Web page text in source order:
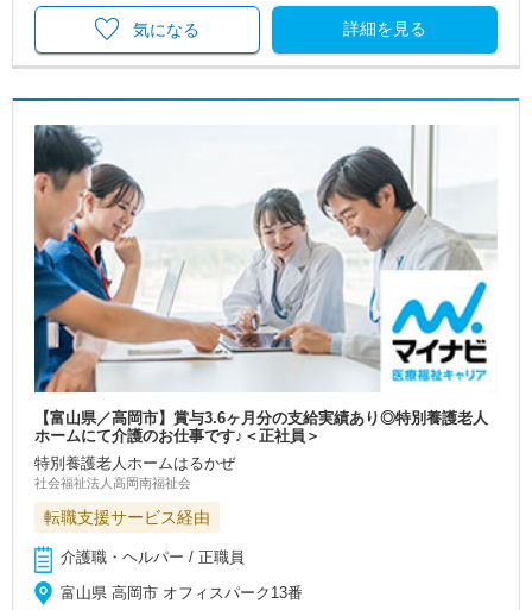
詳細を見る
気になる
【富山県／高岡市】賞与3.6ヶ月分の支給実績あり◎特別養護老人
ホームにて介護のお仕事です♪＜正社員＞
特別養護老人ホームはるかぜ
社会福祉法人高岡南福祉会
転職支援サービス経由
介護職・ヘルパー / 正職員
富山県 高岡市 オフィスパーク13番